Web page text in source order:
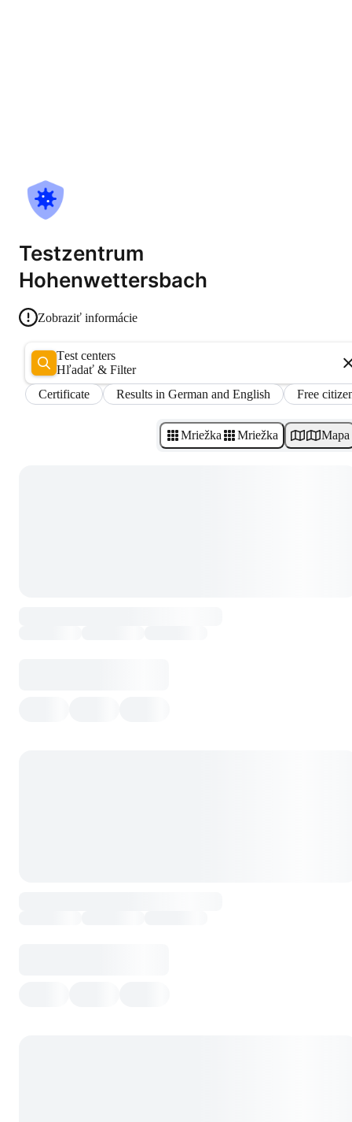
Testzentrum
Hohenwettersbach
Zobraziť informácie
Test centers
Hľadať & Filter
Certificate
Results in German and English Free
Mriežka Mriežka Mapa